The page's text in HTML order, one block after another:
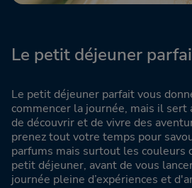
Le petit déjeuner
Le petit déjeuner parfait vous
commencer la journée, mais il sert
de découvrir et de vivre des
prenez tout votre temps pour
parfums mais surtout les couleurs
petit déjeuner, avant de vous
journée pleine d’expériences et